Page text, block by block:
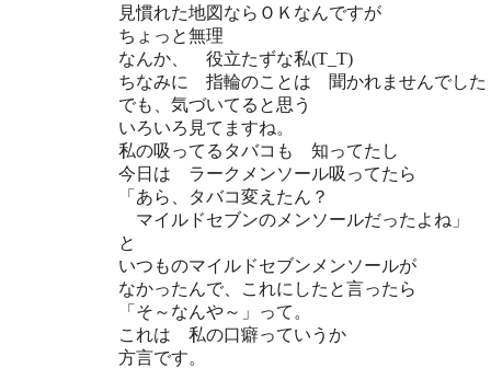
見慣れた地図ならＯＫなんですが
ちょっと無理
なんか、 役立たずな私(T_T)
ちなみに 指輪のことは 聞かれませんでした
でも、気づいてると思う
いろいろ見てますね。
私の吸ってるタバコも 知ってたし
今日は ラークメンソール吸ってたら
「あら、タバコ変えたん？
マイルドセブンのメンソールだったよね」
と
いつものマイルドセブンメンソールが
なかったんで、これにしたと言ったら
「そ～なんや～」って。
これは 私の口癖っていうか
方言です。